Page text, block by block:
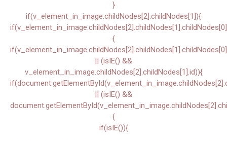
}
if(v_element_in_image.childNodes[2].childNodes[1]){
{
|| (isIE() &&
v_element_in_image.childNodes[2].childNodes[1].id)){
|| (isIE() &&
{
if(isIE()){